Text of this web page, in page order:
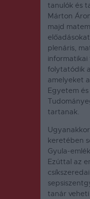
tanulók és
Márton
majd
plenáris,
informatikai
folytatódik
amelyeket
Egyetem
tartanak.
keretében
Gyula-
Ezúttal az
tanár